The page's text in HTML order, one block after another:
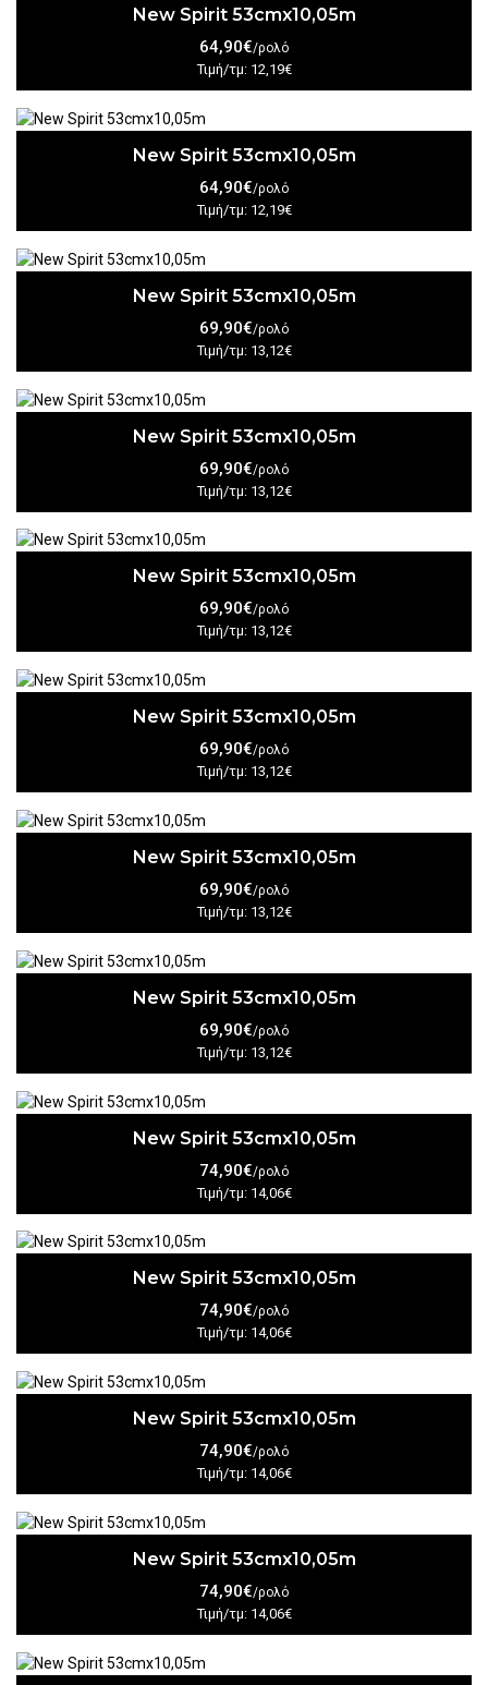
New Spirit 53cmx10,05m
64,90€/ρολό
Τιμή/τμ: 12,19€
New Spirit 53cmx10,05m
64,90€/ρολό
Τιμή/τμ: 12,19€
New Spirit 53cmx10,05m
69,90€/ρολό
Τιμή/τμ: 13,12€
New Spirit 53cmx10,05m
69,90€/ρολό
Τιμή/τμ: 13,12€
New Spirit 53cmx10,05m
69,90€/ρολό
Τιμή/τμ: 13,12€
New Spirit 53cmx10,05m
69,90€/ρολό
Τιμή/τμ: 13,12€
New Spirit 53cmx10,05m
69,90€/ρολό
Τιμή/τμ: 13,12€
New Spirit 53cmx10,05m
69,90€/ρολό
Τιμή/τμ: 13,12€
New Spirit 53cmx10,05m
74,90€/ρολό
Τιμή/τμ: 14,06€
New Spirit 53cmx10,05m
74,90€/ρολό
Τιμή/τμ: 14,06€
New Spirit 53cmx10,05m
74,90€/ρολό
Τιμή/τμ: 14,06€
New Spirit 53cmx10,05m
74,90€/ρολό
Τιμή/τμ: 14,06€